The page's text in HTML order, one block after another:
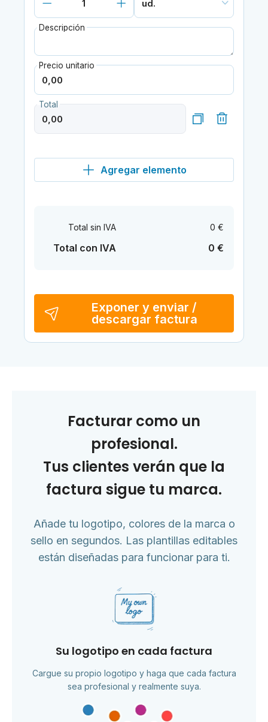
Descripción
Precio unitario
Total
Agregar elemento
Total sin IVA 0 €
Total con IVA 0 €
Exponer y enviar /
descargar factura
Facturar como un
profesional.
Tus clientes verán que la
factura sigue tu marca.
Añade tu logotipo, colores de la marca o
sello en segundos. Las plantillas editables
están diseñadas para funcionar para ti.
Su logotipo en cada factura
Cargue su propio logotipo y haga que cada factura
sea profesional y realmente suya.